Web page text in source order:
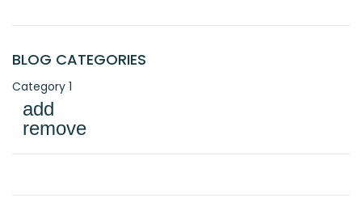
BLOG CATEGORIES
Category 1
add
remove